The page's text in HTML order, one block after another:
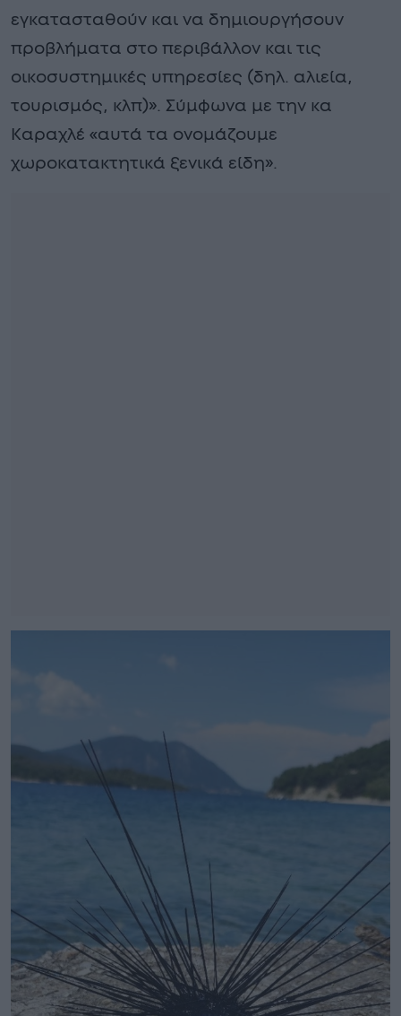
εγκατασταθούν και να δημιουργήσουν
προβλήματα στο περιβάλλον και τις
οικοσυστημικές υπηρεσίες (δηλ. αλιεία,
τουρισμός, κλπ)». Σύμφωνα με την κα
Καραχλέ «αυτά τα ονομάζουμε
χωροκατακτητικά ξενικά είδη».